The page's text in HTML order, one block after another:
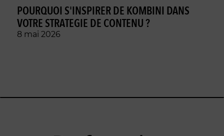
POURQUOI S'INSPIRER DE KOMBINI DANS
VOTRE STRATEGIE DE CONTENU ?
8 mai 2026